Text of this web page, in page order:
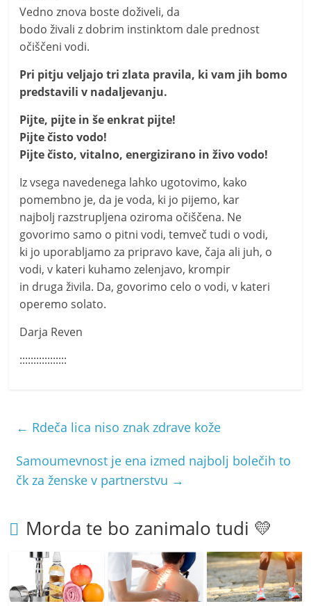
Vedno znova boste doživeli, da
bodo živali z dobrim instinktom dale prednost
očiščeni vodi.
Pri pitju veljajo tri zlata pravila, ki vam jih bomo
predstavili v nadaljevanju.
Pijte, pijte in še enkrat pijte!
Pijte čisto vodo!
Pijte čisto, vitalno, energizirano in živo vodo!
Iz vsega navedenega lahko ugotovimo, kako
pomembno je, da je voda, ki jo pijemo, kar
najbolj razstrupljena oziroma očiščena. Ne
govorimo samo o pitni vodi, temveč tudi o vodi,
ki jo uporabljamo za pripravo kave, čaja ali juh, o
vodi, v kateri kuhamo zelenjavo, krompir
in druga živila. Da, govorimo celo o vodi, v kateri
operemo solato.
Darja Reven
:::::::::::::::::
← Rdeča lica niso znak zdrave kože
Samoumevnost je ena izmed najbolj bolečih to
čk za ženske v partnerstvu →
Morda te bo zanimalo tudi 💛